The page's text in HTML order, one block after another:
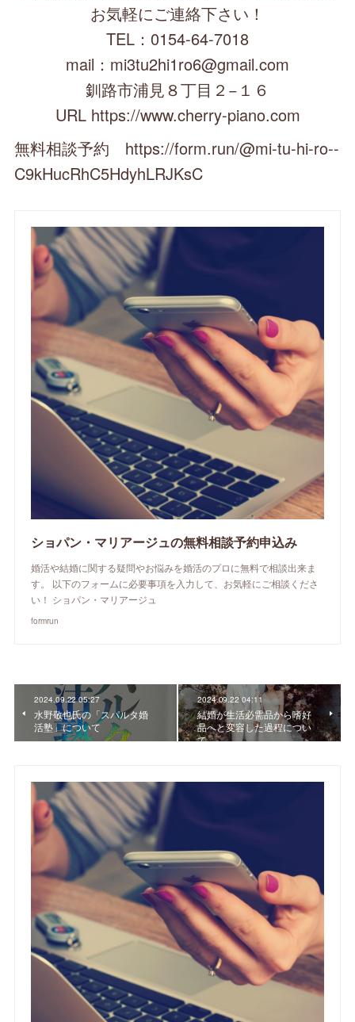
お気軽にご連絡下さい！
TEL：0154-64-7018
mail：mi3tu2hi1ro6@gmail.com
釧路市浦見８丁目２−１６
URL https://www.cherry-piano.com
無料相談予約 https://form.run/@mi-tu-hi-ro--
C9kHucRhC5HdyhLRJKsC
ショパン・マリアージュの無料相談予約申込み
婚活や結婚に関する疑問やお悩みを婚活のプロに無料で相談出来ま
す。 以下のフォームに必要事項を入力して、お気軽にご相談くださ
い！ ショパン・マリアージュ
formrun
2024.09.22 05:27
水野敬也氏の「スパルタ婚
活塾」について
2024.09.22 04:11
結婚が生活必需品から嗜好
品へと変容した過程につい
て